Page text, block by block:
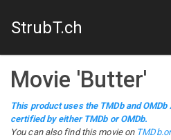
StrubT.ch
Movie 'Butter'
This product uses the TMDb and
certified by either TMDb or OMDb.
You can also find this movieon